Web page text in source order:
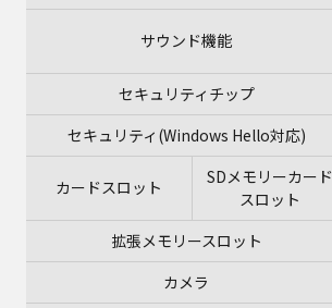
サウンド機能
セキュリティチップ
セキュリティ(Windows Hello対応)
カードスロット
SDメモリーカード
スロット
拡張メモリースロット
カメラ